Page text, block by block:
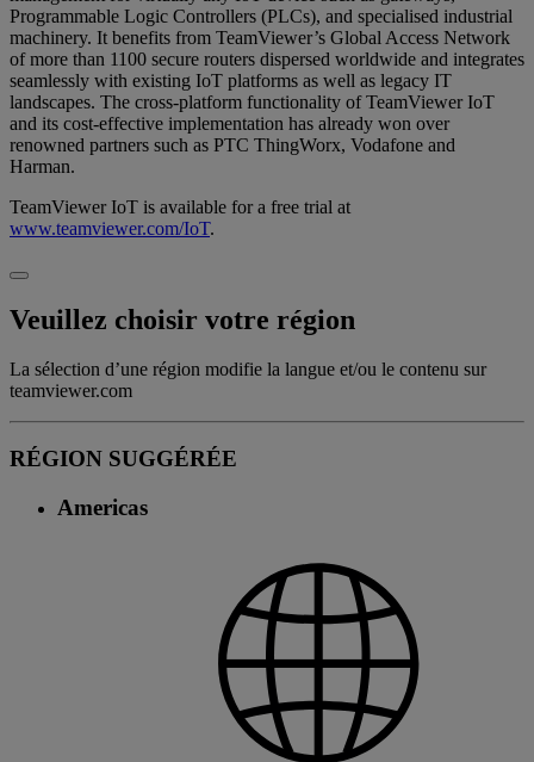
Programmable Logic Controllers (PLCs), and specialised industrial
machinery. It benefits from TeamViewer’s Global Access Network
of more than 1100 secure routers dispersed worldwide and integrates
seamlessly with existing IoT platforms as well as legacy IT
landscapes. The cross-platform functionality of TeamViewer IoT
and its cost-effective implementation has already won over
renowned partners such as PTC ThingWorx, Vodafone and
Harman.
TeamViewer IoT is available for a free trial at
www.teamviewer.com/IoT.
Veuillez choisir votre région
La sélection d’une région modifie la langue et/ou le contenu sur
teamviewer.com
RÉGION SUGGÉRÉE
Americas